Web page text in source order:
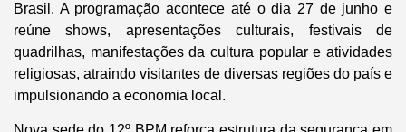
Brasil. A programação acontece até o dia 27 de junho e
reúne shows, apresentações culturais, festivais de
quadrilhas, manifestações da cultura popular e atividades
religiosas, atraindo visitantes de diversas regiões do país e
impulsionando a economia local.